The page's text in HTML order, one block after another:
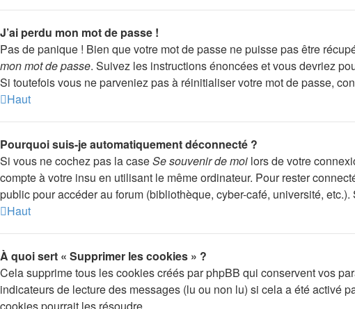
J’ai perdu mon mot de passe !
Pas de panique ! Bien que votre mot de passe ne puisse pas être
mon mot de passe. Suivez les instructions énoncées et vous devriez
Si toutefois vous ne parveniez pas à réinitialiser votre mot de passe,
Haut
Pourquoi suis-je automatiquement déconnecté ?
Si vous ne cochez pas la caseSe souvenir de moi lors de votre
compte à votre insu en utilisant le même ordinateur. Pour rester
public pour accéder au forum (bibliothèque, cyber-café, université,
Haut
À quoi sert « Supprimer les cookies » ?
Cela supprime tous les cookies créés par phpBB qui conservent vos
indicateurs de lecture des messages (lu ou non lu) si cela a été activé